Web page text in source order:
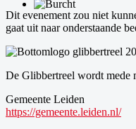
Dit evenement zou niet
gaat uit naar onderstaande
De Glibbertreel wordt mede
Gemeente Leiden
https://gemeente.leiden.nl/